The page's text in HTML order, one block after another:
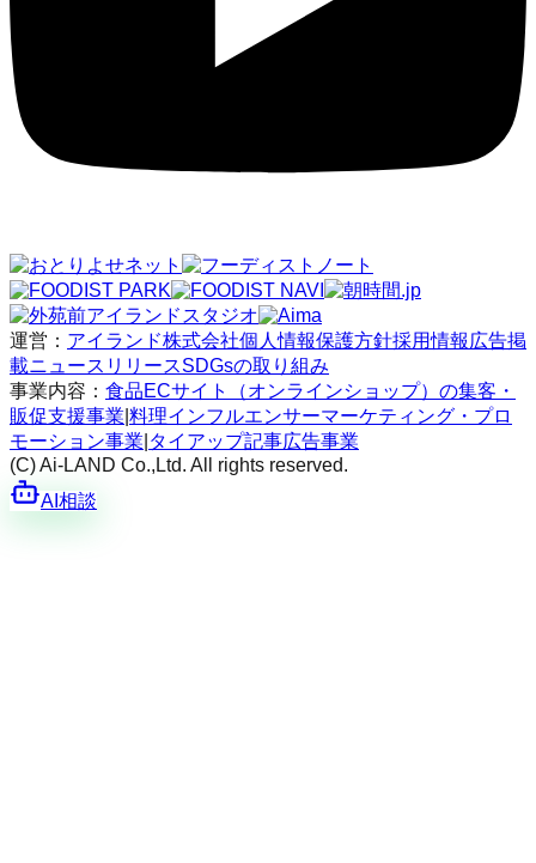
運営： アイランド株式会社個人情報保護方針採用情報 広告掲
載ニュースリリースSDGsの取り組み
事業内容： 食品ECサイト（オンラインショップ）の集客・
販促支援事業 料理インフルエンサーマーケティング・プロ
モーション事業 タイアップ記事広告事業
(C) Ai-LAND Co.,Ltd. All rights reserved.
AI相談